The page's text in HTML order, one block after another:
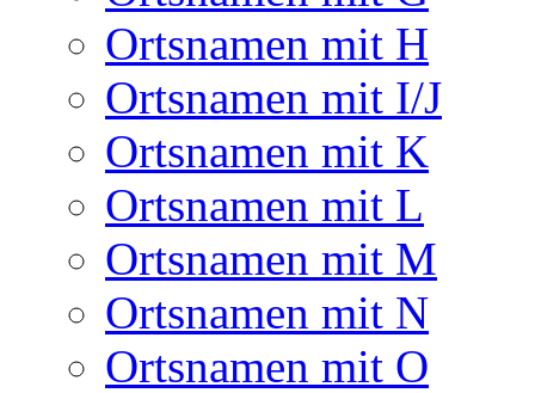
Ortsnamen mit H
Ortsnamen mit I/J
Ortsnamen mit K
Ortsnamen mit L
Ortsnamen mit M
Ortsnamen mit N
Ortsnamen mit O